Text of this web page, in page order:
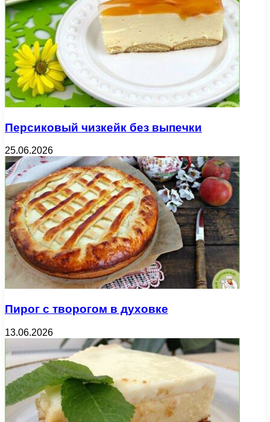
Персиковый чизкейк без выпечки
25.06.2026
Пирог с творогом в духовке
13.06.2026